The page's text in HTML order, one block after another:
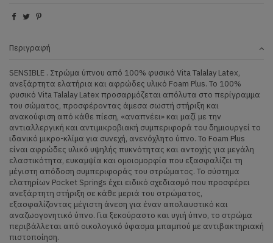
Περιγραφή
SENSIBLE . Στρώμα ύπνου από 100% φυσικό Vita Talalay Latex,
ανεξάρτητα ελατήρια και αφρώδες υλικό Foam Plus. Το 100%
φυσικό Vita Talalay Latex προσαρμόζεται απόλυτα στο περίγραμμα
του σώματος, προσφέροντας άμεσα σωστή στήριξη και
ανακούφιση από κάθε πίεση, «αναπνέει» και μαζί με την
αντιαλλεργική και αντιμικροβιακή συμπεριφορά του δημιουργεί το
ιδανικό μικρο-κλίμα για συνεχή, ανενόχλητο ύπνο. Το Foam Plus
είναι αφρώδες υλικό υψηλής πυκνότητας και αντοχής για μεγάλη
ελαστικότητα, ευκαμψία και ομοιομορφία που εξασφαλίζει τη
μέγιστη απόδοση συμπεριφοράς του στρώματος. Το σύστημα
ελατηρίων Pocket Springs έχει ειδικό σχεδιασμό που προσφέρει
ανεξάρτητη στήριξη σε κάθε μεριά του στρώματος,
εξασφαλίζοντας μέγιστη άνεση για έναν απολαυστικό και
αναζωογονητικό ύπνο. Για ξεκούραστο και υγιή ύπνο, το στρώμα
περιβάλλεται από οικολογικό ύφασμα μπαμπού με αντιβακτηριακή
πιστοποίηση.